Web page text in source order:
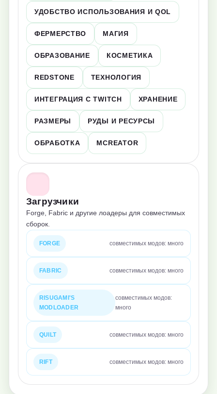
УДОБСТВО ИСПОЛЬЗОВАНИЯ И QOL
ФЕРМЕРСТВО МАГИЯ
ОБРАЗОВАНИЕ КОСМЕТИКА
REDSTONE ТЕХНОЛОГИЯ
ИНТЕГРАЦИЯ С TWITCH ХРАНЕНИЕ
РАЗМЕРЫ РУДЫ И РЕСУРСЫ
ОБРАБОТКА MCREATOR
Загрузчики
Forge, Fabric и другие лоадеры для совместимых
сборок.
FORGE совместимых модов: много
FABRIC совместимых модов: много
RISUGAMI'S
MODLOADER
совместимых модов:
много
QUILT совместимых модов: много
RIFT совместимых модов: много